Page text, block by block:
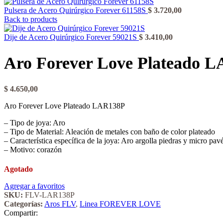
Pulsera de Acero Quirúrgico Forever 61158S $ 3.720,00
Back to products
Dije de Acero Quirúrgico Forever 59021S $ 3.410,00
Aro Forever Love Plateado
$ 4.650,00
Aro Forever Love Plateado LAR138P
– Tipo de joya: Aro
– Tipo de Material: Aleación de metales con baño de color plateado
– Característica específica de la joya: Aro argolla piedras y micro
– Motivo: corazón
Agotado
Agregar a favoritos
SKU: FLV-LAR138P
Categorías: Aros FLV, Linea FOREVER LOVE
Compartir: